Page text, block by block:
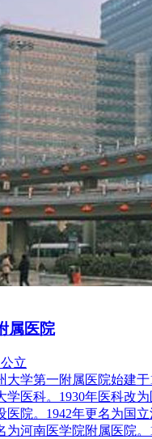
属医院
公立
大学第一附属医院始建
学医科。1930年医科改
医院。1942年更名为国
为河南医学院附属医院